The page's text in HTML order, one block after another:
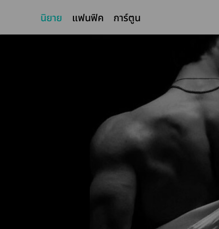
นิยาย แฟนฟิค การ์ตูน